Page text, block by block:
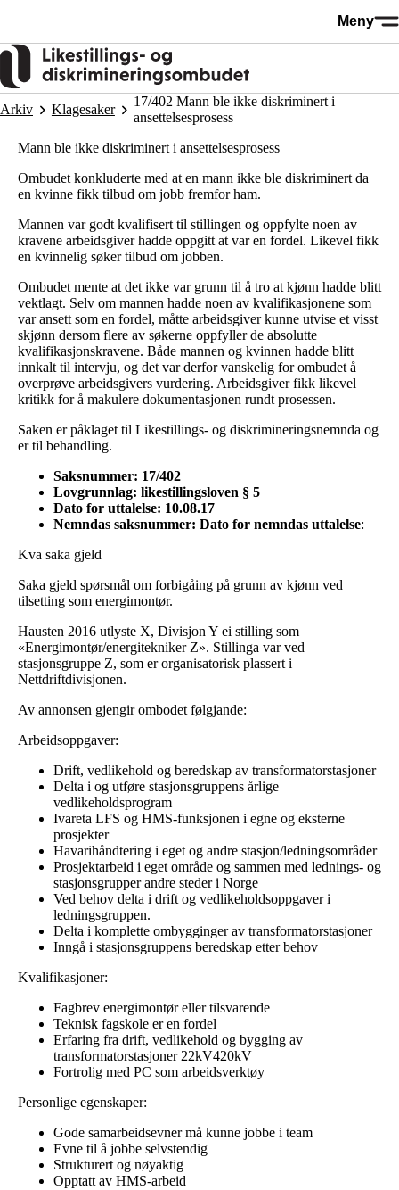
Meny
Arkiv Klagesaker
17/402 Mann ble ikke diskriminert i
ansettelsesprosess
Mann ble ikke diskriminert i ansettelsesprosess
Ombudet konkluderte med at en mann ikke ble diskriminert da
en kvinne fikk tilbud om jobb fremfor ham.
Mannen var godt kvalifisert til stillingen og oppfylte noen av
kravene arbeidsgiver hadde oppgitt at var en fordel. Likevel fikk
en kvinnelig søker tilbud om jobben.
Ombudet mente at det ikke var grunn til å tro at kjønn hadde blitt
vektlagt. Selv om mannen hadde noen av kvalifikasjonene som
var ansett som en fordel, måtte arbeidsgiver kunne utvise et visst
skjønn dersom flere av søkerne oppfyller de absolutte
kvalifikasjonskravene. Både mannen og kvinnen hadde blitt
innkalt til intervju, og det var derfor vanskelig for ombudet å
overprøve arbeidsgivers vurdering. Arbeidsgiver fikk likevel
kritikk for å makulere dokumentasjonen rundt prosessen.
Saken er påklaget til Likestillings- og diskrimineringsnemnda og
er til behandling.
Saksnummer: 17/402
Lovgrunnlag: likestillingsloven § 5
Dato for uttalelse: 10.08.17
Nemndas saksnummer: Dato for nemndas uttalelse:
Kva saka gjeld
Saka gjeld spørsmål om forbigåing på grunn av kjønn ved
tilsetting som energimontør.
Hausten 2016 utlyste X, Divisjon Y ei stilling som
«Energimontør/energitekniker Z». Stillinga var ved
stasjonsgruppe Z, som er organisatorisk plassert i
Nettdriftdivisjonen.
Av annonsen gjengir ombodet følgjande:
Arbeidsoppgaver:
Drift, vedlikehold og beredskap av transformatorstasjoner
Delta i og utføre stasjonsgruppens årlige
vedlikeholdsprogram
Ivareta LFS og HMS-funksjonen i egne og eksterne
prosjekter
Havarihåndtering i eget og andre stasjon/ledningsområder
Prosjektarbeid i eget område og sammen med lednings- og
stasjonsgrupper andre steder i Norge
Ved behov delta i drift og vedlikeholdsoppgaver i
ledningsgruppen.
Delta i komplette ombygginger av transformatorstasjoner
Inngå i stasjonsgruppens beredskap etter behov
Kvalifikasjoner:
Fagbrev energimontør eller tilsvarende
Teknisk fagskole er en fordel
Erfaring fra drift, vedlikehold og bygging av
transformatorstasjoner 22kV420kV
Fortrolig med PC som arbeidsverktøy
Personlige egenskaper:
Gode samarbeidsevner må kunne jobbe i team
Evne til å jobbe selvstendig
Strukturert og nøyaktig
Opptatt av HMS-arbeid